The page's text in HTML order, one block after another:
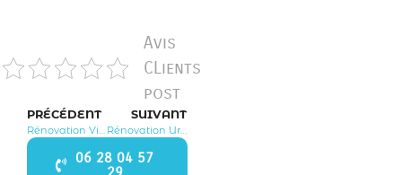
Avis
CLients
post
PRÉCÉDENT
Rénovation Villiers sous Grez 77760
SUIVANT
Rénovation Ury 77760
06 28 04 57